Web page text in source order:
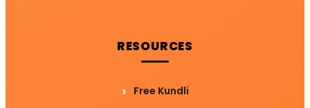
RESOURCES
Free Kundli